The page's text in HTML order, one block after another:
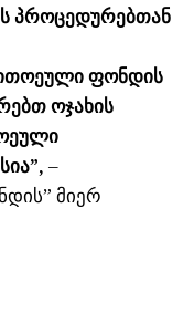
პროცედურებთან
ფონდის
ოჯახის
–
მიერ